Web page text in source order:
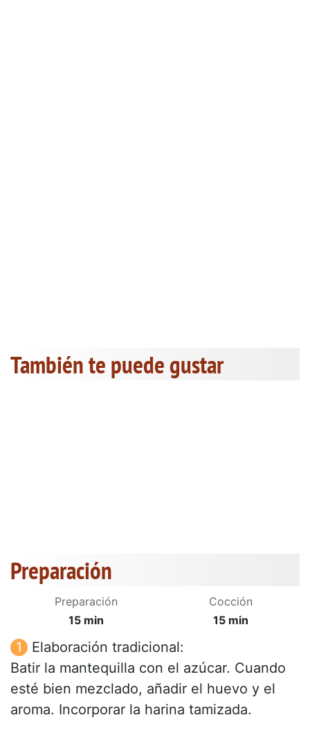
También te puede gustar
Preparación
Preparación
15 min
Cocción
15 min
Elaboración tradicional:
Batir la mantequilla con el azúcar. Cuando
esté bien mezclado, añadir el huevo y el
aroma. Incorporar la harina tamizada.